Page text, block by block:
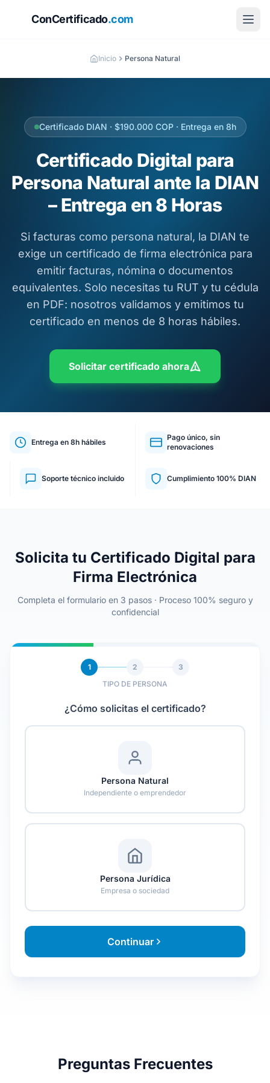
ConCertificado.com
Inicio Persona Natural
Certificado DIAN · $190.000 COP · Entrega en 8h
Certificado Digital para
Persona Natural ante la DIAN
– Entrega en 8 Horas
Si facturas como persona natural, la DIAN te
exige un certificado de firma electrónica para
emitir facturas, nómina o documentos
equivalentes. Solo necesitas tu RUT y tu cédula
en PDF: nosotros validamos y emitimos tu
certificado en menos de 8 horas hábiles.
Solicitar certificado ahora
Entrega en 8h hábiles
Pago único, sin
renovaciones
Soporte técnico incluido Cumplimiento 100% DIAN
Solicita tu Certificado Digital para
Firma Electrónica
Completa el formulario en 3 pasos · Proceso 100% seguro y
confidencial
1 2
3
TIPO DE PERSONA
¿Cómo solicitas el certificado?
Persona Natural
Independiente o emprendedor
Persona Jurídica
Empresa o sociedad
Continuar
Preguntas Frecuentes